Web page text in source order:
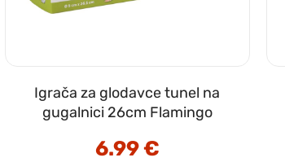
Igrača za glodavce tunel na
gugalnici 26cm Flamingo
6.99€